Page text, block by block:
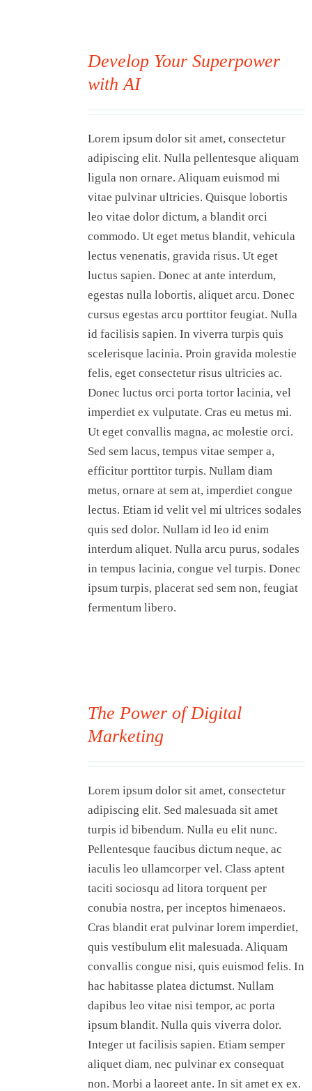
Develop Your Superpower
with AI
Lorem ipsum dolor sit amet, consectetur
adipiscing elit. Nulla pellentesque aliquam
ligula non ornare. Aliquam euismod mi
vitae pulvinar ultricies. Quisque lobortis
leo vitae dolor dictum, a blandit orci
commodo. Ut eget metus blandit, vehicula
lectus venenatis, gravida risus. Ut eget
luctus sapien. Donec at ante interdum,
egestas nulla lobortis, aliquet arcu. Donec
cursus egestas arcu porttitor feugiat. Nulla
id facilisis sapien. In viverra turpis quis
scelerisque lacinia. Proin gravida molestie
felis, eget consectetur risus ultricies ac.
Donec luctus orci porta tortor lacinia, vel
imperdiet ex vulputate. Cras eu metus mi.
Ut eget convallis magna, ac molestie orci.
Sed sem lacus, tempus vitae semper a,
efficitur porttitor turpis. Nullam diam
metus, ornare at sem at, imperdiet congue
lectus. Etiam id velit vel mi ultrices sodales
quis sed dolor. Nullam id leo id enim
interdum aliquet. Nulla arcu purus, sodales
in tempus lacinia, congue vel turpis. Donec
ipsum turpis, placerat sed sem non, feugiat
fermentum libero.
The Power of Digital
Marketing
Lorem ipsum dolor sit amet, consectetur
adipiscing elit. Sed malesuada sit amet
turpis id bibendum. Nulla eu elit nunc.
Pellentesque faucibus dictum neque, ac
iaculis leo ullamcorper vel. Class aptent
taciti sociosqu ad litora torquent per
conubia nostra, per inceptos himenaeos.
Cras blandit erat pulvinar lorem imperdiet,
quis vestibulum elit malesuada. Aliquam
convallis congue nisi, quis euismod felis. In
hac habitasse platea dictumst. Nullam
dapibus leo vitae nisi tempor, ac porta
ipsum blandit. Nulla quis viverra dolor.
Integer ut facilisis sapien. Etiam semper
aliquet diam, nec pulvinar ex consequat
non. Morbi a laoreet ante. In sit amet ex ex.